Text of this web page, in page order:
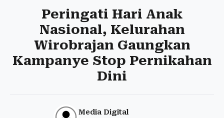
Peringati Hari Anak
Nasional, Kelurahan
Wirobrajan Gaungkan
Kampanye Stop Pernikahan
Dini
Media Digital